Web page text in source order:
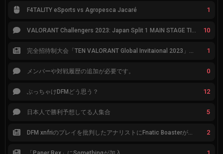
F4TALITY eSports vs Agropesca Jacaré 1
10
1
メンバーや対戦履歴の追加が必要です。 0
ぶっちゃけDFMどう思う？ 12
日本人で勝利予想してる人集合 5
DFM xnfriのプレイを批判したアナリストにFnatic Boasterが反応「DFMは仕組みの強化が必要なだけ」 2